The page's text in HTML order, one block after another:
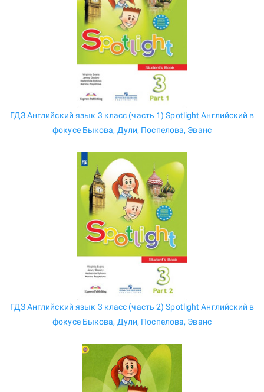
ГДЗ Английский язык 3 класс (часть 1) Spotlight Английский в
фокусе Быкова, Дули, Поспелова, Эванс
ГДЗ Английский язык 3 класс (часть 2) Spotlight Английский в
фокусе Быкова, Дули, Поспелова, Эванс